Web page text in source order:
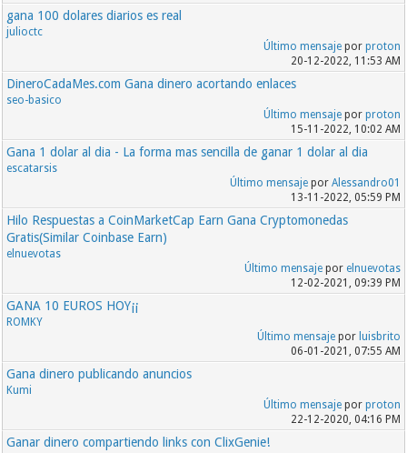
gana 100 dolares diarios es real
julioctc
Último mensajepor proton
20-12-2022, 11:53 AM
DineroCadaMes.com Gana dinero acortando enlaces
seo-basico
Último mensajepor proton
15-11-2022, 10:02 AM
Gana 1 dolar al dia - La forma mas sencilla de ganar 1 dolar al dia
escatarsis
Último mensajepor Alessandro01
13-11-2022, 05:59 PM
Hilo Respuestas a CoinMarketCap Earn Gana Cryptomonedas
Gratis(Similar Coinbase Earn)
elnuevotas
Último mensajepor elnuevotas
12-02-2021, 09:39 PM
GANA 10 EUROS HOY¡¡
ROMKY
Último mensajepor luisbrito
06-01-2021, 07:55 AM
Gana dinero publicando anuncios
Kumi
Último mensajepor proton
22-12-2020, 04:16 PM
Ganar dinero compartiendo links con ClixGenie!